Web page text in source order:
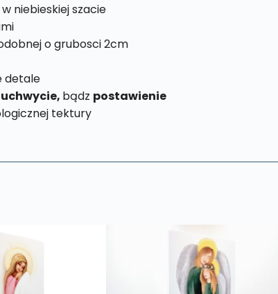
niebieskiej szacie
o grubosci 2cm
detale
bądz postawienie
tektury